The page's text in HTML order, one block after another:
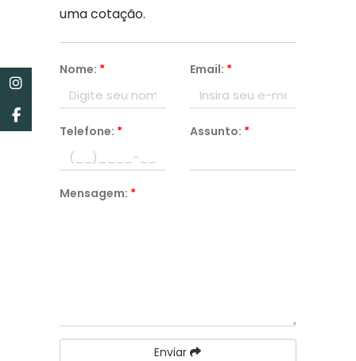
uma cotação.
Nome: * Email: *
Telefone: * Assunto: *
Mensagem: *
Enviar